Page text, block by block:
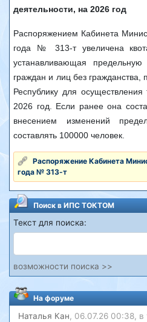
деятельности, на 2026 год
Распоряжением Кабинета
года № 313-т увеличена
устанавливающая предельную
граждан и лиц без
Республику для осуществления
2026 год. Если ранее она
внесением изменений
составлять 100000 человек.
Распоряжение Кабинета
года № 313-т
Поиск в ИПС ТОКТОМ
Текст для поиска:
возможности поиска >>
На форуме
Наталья Кан, 06.07.26 00:38, в